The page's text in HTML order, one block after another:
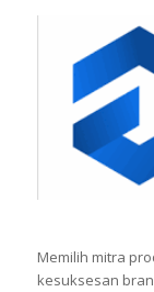
Memilih mitra
kesuksesan